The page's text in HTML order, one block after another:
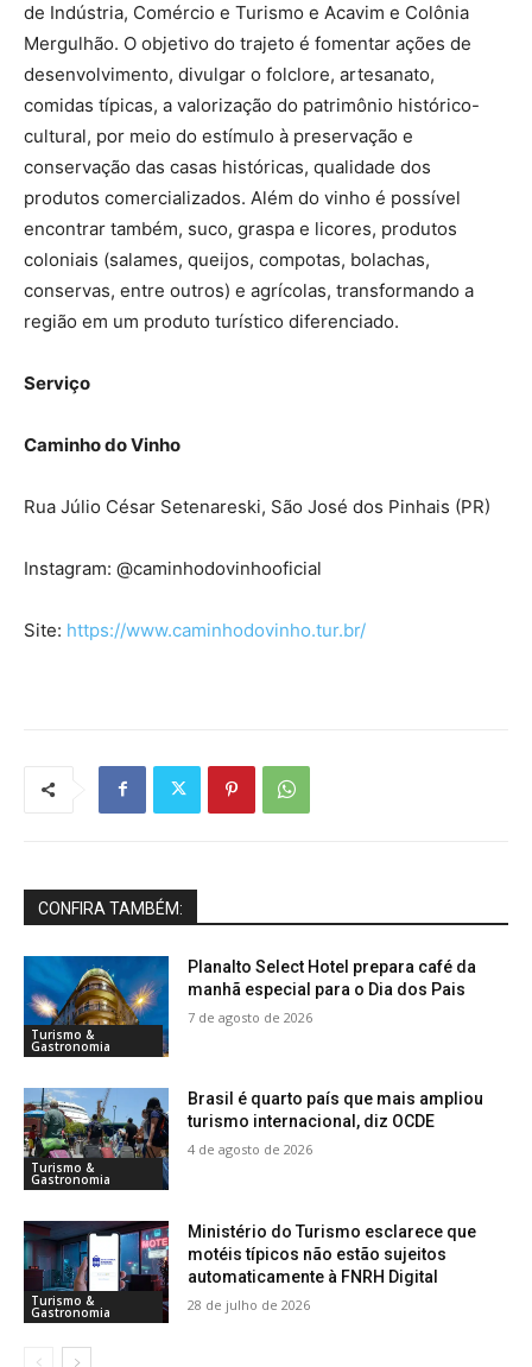
de Indústria, Comércio e Turismo e Acavim e Colônia
Mergulhão. O objetivo do trajeto é fomentar ações de
desenvolvimento, divulgar o folclore, artesanato,
comidas típicas, a valorização do patrimônio histórico-
cultural, por meio do estímulo à preservação e
conservação das casas históricas, qualidade dos
produtos comercializados. Além do vinho é possível
encontrar também, suco, graspa e licores, produtos
coloniais (salames, queijos, compotas, bolachas,
conservas, entre outros) e agrícolas, transformando a
região em um produto turístico diferenciado.
Serviço
Caminho do Vinho
Rua Júlio César Setenareski, São José dos Pinhais (PR)
Instagram: @caminhodovinhooficial
Site: https://www.caminhodovinho.tur.br/
CONFIRA TAMBÉM:
Turismo &
Gastronomia
Planalto Select Hotel prepara café da
manhã especial para o Dia dos Pais
7 de agosto de 2026
Turismo &
Gastronomia
Brasil é quarto país que mais ampliou
turismo internacional, diz OCDE
4 de agosto de 2026
Turismo &
Gastronomia
Ministério do Turismo esclarece que
motéis típicos não estão sujeitos
automaticamente à FNRH Digital
28 de julho de 2026